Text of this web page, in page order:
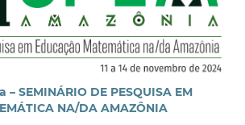
– SEMINÁRIO DE PESQUISA EM
NA/DA AMAZÔNIA